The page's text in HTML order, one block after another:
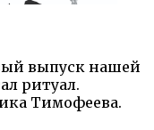
выпуск нашей
ритуал.
Тимофеева.